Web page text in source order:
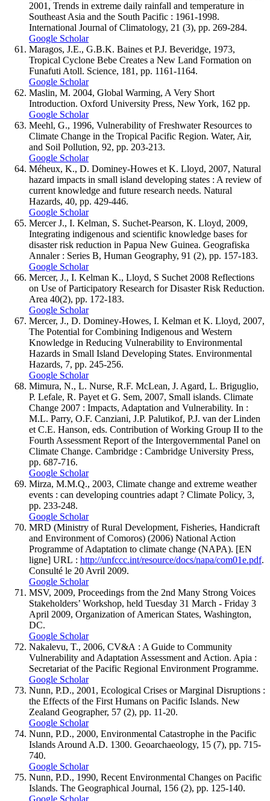
2001, Trends in extreme daily rainfall and temperature in
Southeast Asia and the South Pacific : 1961-1998.
International Journal of Climatology, 21 (3), pp. 269-284.
Google Scholar
Maragos, J.E., G.B.K. Baines et P.J. Beveridge, 1973,
Tropical Cyclone Bebe Creates a New Land Formation on
Funafuti Atoll. Science, 181, pp. 1161-1164.
Google Scholar
Maslin, M. 2004, Global Warming, A Very Short
Introduction. Oxford University Press, New York, 162 pp.
Google Scholar
Meehl, G., 1996, Vulnerability of Freshwater Resources to
Climate Change in the Tropical Pacific Region. Water, Air,
and Soil Pollution, 92, pp. 203-213.
Google Scholar
Méheux, K., D. Dominey-Howes et K. Lloyd, 2007, Natural
hazard impacts in small island developing states : A review of
current knowledge and future research needs. Natural
Hazards, 40, pp. 429-446.
Google Scholar
Mercer J., I. Kelman, S. Suchet-Pearson, K. Lloyd, 2009,
Integrating indigenous and scientific knowledge bases for
disaster risk reduction in Papua New Guinea. Geografiska
Annaler : Series B, Human Geography, 91 (2), pp. 157-183.
Google Scholar
Mercer, J., I. Kelman K., Lloyd, S Suchet 2008 Reflections
on Use of Participatory Research for Disaster Risk Reduction.
Area 40(2), pp. 172-183.
Google Scholar
Mercer, J., D. Dominey-Howes, I. Kelman et K. Lloyd, 2007,
The Potential for Combining Indigenous and Western
Knowledge in Reducing Vulnerability to Environmental
Hazards in Small Island Developing States. Environmental
Hazards, 7, pp. 245-256.
Google Scholar
Mimura, N., L. Nurse, R.F. McLean, J. Agard, L. Briguglio,
P. Lefale, R. Payet et G. Sem, 2007, Small islands. Climate
Change 2007 : Impacts, Adaptation and Vulnerability. In :
M.L. Parry, O.F. Canziani, J.P. Palutikof, P.J. van der Linden
et C.E. Hanson, eds. Contribution of Working Group II to the
Fourth Assessment Report of the Intergovernmental Panel on
Climate Change. Cambridge : Cambridge University Press,
pp. 687-716.
Google Scholar
Mirza, M.M.Q., 2003, Climate change and extreme weather
events : can developing countries adapt ? Climate Policy, 3,
pp. 233-248.
Google Scholar
MRD (Ministry of Rural Development, Fisheries, Handicraft
and Environment of Comoros) (2006) National Action
Programme of Adaptation to climate change (NAPA). [EN
ligne] URL : http://unfccc.int/resource/docs/napa/com01e.pdf.
Consulté le 20 Avril 2009.
Google Scholar
MSV, 2009, Proceedings from the 2nd Many Strong Voices
Stakeholders’ Workshop, held Tuesday 31 March - Friday 3
April 2009, Organization of American States, Washington,
DC.
Google Scholar
Nakalevu, T., 2006, CV&A : A Guide to Community
Vulnerability and Adaptation Assessment and Action. Apia :
Secretariat of the Pacific Regional Environment Programme.
Google Scholar
Nunn, P.D., 2001, Ecological Crises or Marginal Disruptions :
the Effects of the First Humans on Pacific Islands. New
Zealand Geographer, 57 (2), pp. 11-20.
Google Scholar
Nunn, P.D., 2000, Environmental Catastrophe in the Pacific
Islands Around A.D. 1300. Geoarchaeology, 15 (7), pp. 715-
740.
Google Scholar
Nunn, P.D., 1990, Recent Environmental Changes on Pacific
Islands. The Geographical Journal, 156 (2), pp. 125-140.